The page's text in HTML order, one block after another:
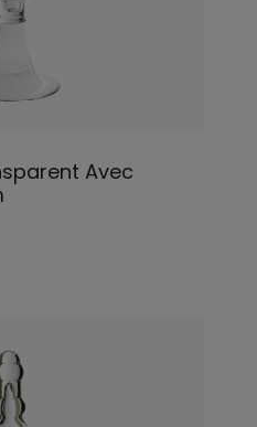
Avec